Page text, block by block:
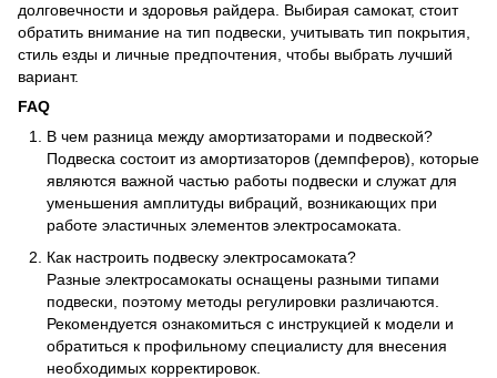
долговечности и здоровья райдера. Выбирая самокат, стоит
обратить внимание на тип подвески, учитывать тип покрытия,
стиль езды и личные предпочтения, чтобы выбрать лучший
вариант.
FAQ
В чем разница между амортизаторами и подвеской?
Подвеска состоит из амортизаторов (демпферов), которые
являются важной частью работы подвески и служат для
уменьшения амплитуды вибраций, возникающих при
работе эластичных элементов электросамоката.
Как настроить подвеску электросамоката?
Разные электросамокаты оснащены разными типами
подвески, поэтому методы регулировки различаются.
Рекомендуется ознакомиться с инструкцией к модели и
обратиться к профильному специалисту для внесения
необходимых корректировок.